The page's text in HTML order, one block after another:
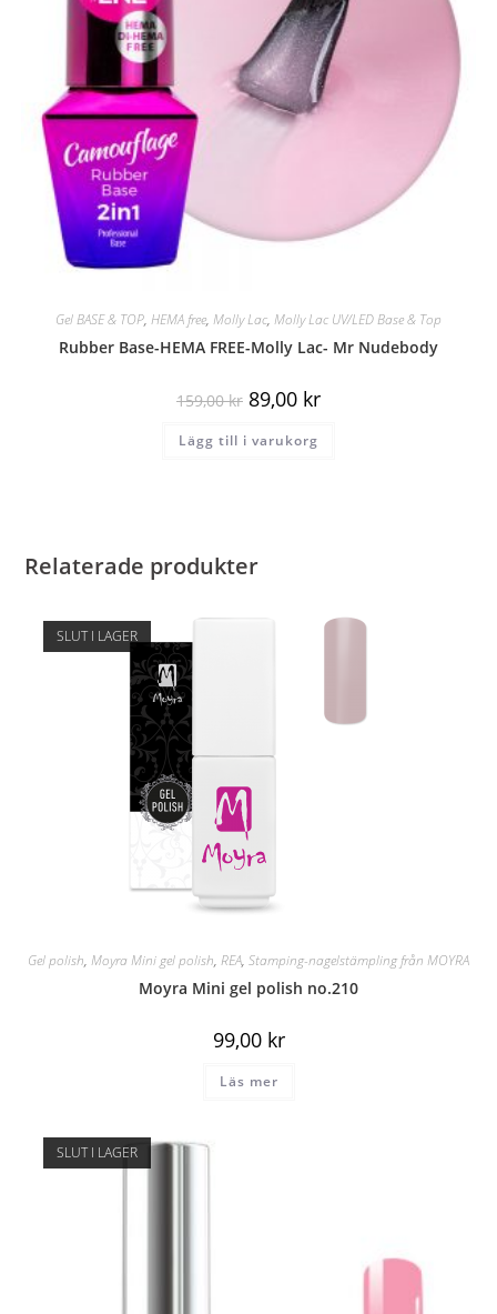
Gel BASE & TOP, HEMA free, Molly Lac, Molly Lac UV/LED Base & Top
Rubber Base-HEMA FREE-Molly Lac- Mr Nudebody
159,00kr 89,00 kr
Lägg till i varukorg
Relaterade produkter
SLUT I LAGER
Gel polish, Moyra Mini gel polish, REA, Stamping-nagelstämpling från MOYRA
Moyra Mini gel polish no.210
99,00 kr
Läs mer
SLUT I LAGER